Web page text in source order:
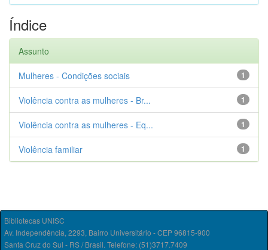
Índice
Assunto
1
Mulheres - Condições sociais
1
Violência contra as mulheres - Br...
1
Violência contra as mulheres - Eq...
1
Violência familiar
Bibliotecas UNISC
Av. Independência, 2293, Bairro Universitário - CEP 96815-900
Santa Cruz do Sul - RS / Brasil. Telefone: (51)3717.7409